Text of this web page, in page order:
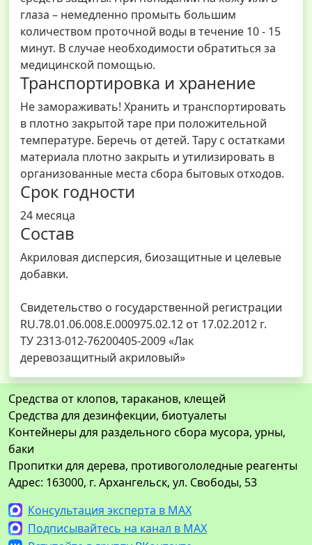
глаза – немедленно промыть большим
количеством проточной воды в течение 10 - 15
минут. В случае необходимости обратиться за
медицинской помощью.
Транспортировка и хранение
Не замораживать! Хранить и транспортировать
в плотно закрытой таре при положительной
температуре. Беречь от детей. Тару с остатками
материала плотно закрыть и утилизировать в
организованные места сбора бытовых отходов.
Срок годности
24 месяца
Состав
Акриловая дисперсия, биозащитные и целевые
добавки.
Свидетельство о государственной регистрации
RU.78.01.06.008.E.000975.02.12 от 17.02.2012 г.
ТУ 2313-012-76200405-2009 «Лак
деревозащитный акриловый»
Средства от клопов, тараканов, клещей
Средства для дезинфекции, биотуалеты
Контейнеры для раздельного сбора мусора, урны,
баки
Пропитки для дерева, противогололедные реагенты
Адрес: 163000, г. Архангельск, ул. Свободы, 53
Консультация эксперта в MAX
Подписывайтесь на канал в MAX